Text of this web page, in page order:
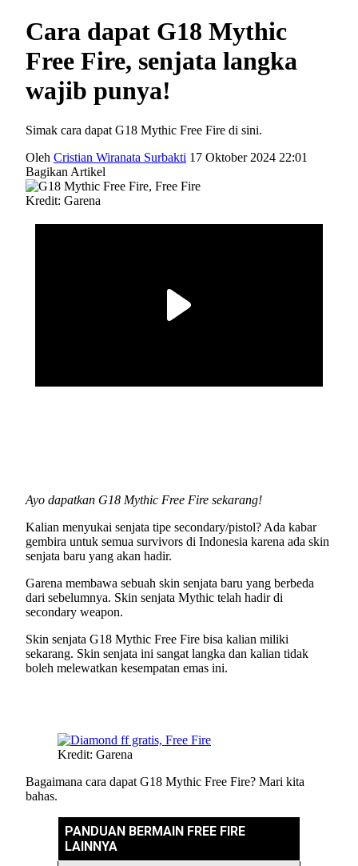
Cara dapat G18 Mythic
Free Fire, senjata langka
wajib punya!
Simak cara dapat G18 Mythic Free Fire di sini.
Oleh Cristian Wiranata Surbakti 17 Oktober 2024 22:01
Bagikan Artikel
Kredit: Garena
Ayo dapatkan G18 Mythic Free Fire sekarang!
Kalian menyukai senjata tipe secondary/pistol? Ada kabar
gembira untuk semua survivors di Indonesia karena ada skin
senjata baru yang akan hadir.
Garena membawa sebuah skin senjata baru yang berbeda
dari sebelumnya. Skin senjata Mythic telah hadir di
secondary weapon.
Skin senjata G18 Mythic Free Fire bisa kalian miliki
sekarang. Skin senjata ini sangat langka dan kalian tidak
boleh melewatkan kesempatan emas ini.
Kredit: Garena
Bagaimana cara dapat G18 Mythic Free Fire? Mari kita
bahas.
PANDUAN BERMAIN FREE FIRE
LAINNYA